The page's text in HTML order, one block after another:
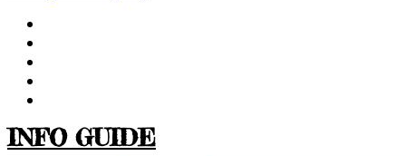
INFO GUIDE